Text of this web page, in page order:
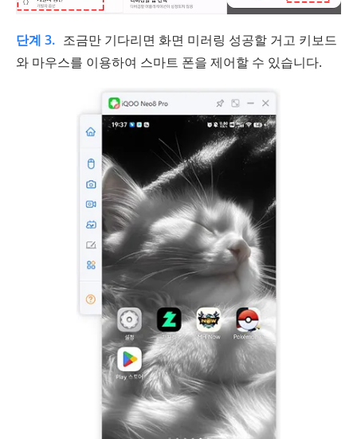
단계 3. 조금만 기다리면 화면 미러링 성공할 거고 키보드
와 마우스를 이용하여 스마트 폰을 제어할 수 있습니다.